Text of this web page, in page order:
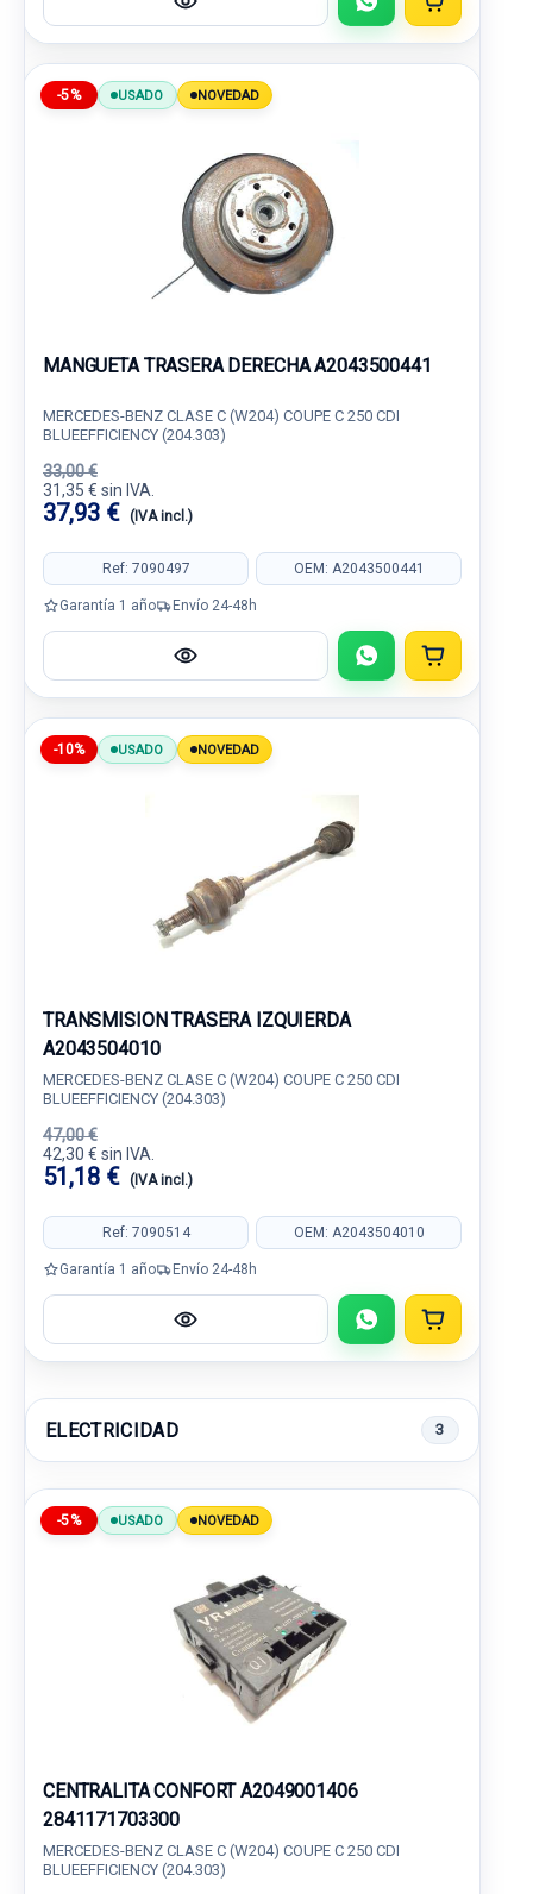
-5% USADO NOVEDAD
MANGUETA TRASERA DERECHA A2043500441
MERCEDES-BENZ CLASE C (W204) COUPE C 250 CDI
BLUEEFFICIENCY (204.303)
33,00 €
31,35 € sin IVA.
37,93 € (IVA incl.)
Ref: 7090497 OEM: A2043500441
Garantía 1 año Envío 24-48h
-10% USADO NOVEDAD
TRANSMISION TRASERA IZQUIERDA
A2043504010
MERCEDES-BENZ CLASE C (W204) COUPE C 250 CDI
BLUEEFFICIENCY (204.303)
47,00 €
42,30 € sin IVA.
51,18 € (IVA incl.)
Ref: 7090514 OEM: A2043504010
Garantía 1 año Envío 24-48h
ELECTRICIDAD 3
-5% USADO NOVEDAD
CENTRALITA CONFORT A2049001406
2841171703300
MERCEDES-BENZ CLASE C (W204) COUPE C 250 CDI
BLUEEFFICIENCY (204.303)